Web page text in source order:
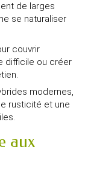
de larges
se naturaliser
couvrir
difficile ou créer
modernes,
rusticité et une
aux